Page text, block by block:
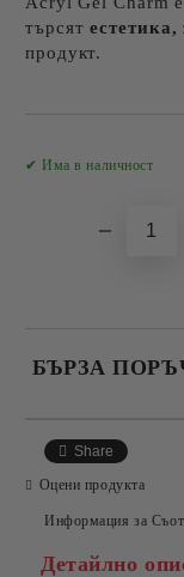
търсятестетика,
продукт.
✔ Има в наличност
БЪРЗА
Съгласен съм
Share
Оцени продукта
Информация за
Детайлно